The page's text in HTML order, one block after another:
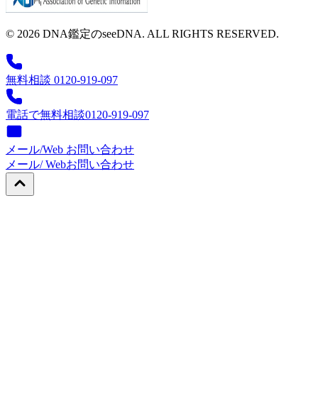
© 2026 DNA鑑定のseeDNA. ALL RIGHTS RESERVED.
無料相談 0120-919-097
電話で無料相談0120-919-097
メール/Web お問い合わせ
メール/ Webお問い合わせ